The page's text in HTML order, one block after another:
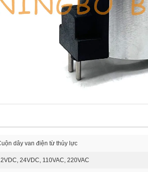
dây van điện từ thủy lực
24VDC, 110VAC, 220VAC